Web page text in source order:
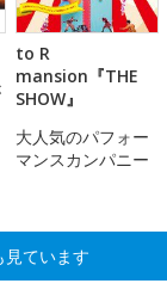
to R
mansion『THE
SHOW』
大人気のパフォー
マンスカンパニー
ています